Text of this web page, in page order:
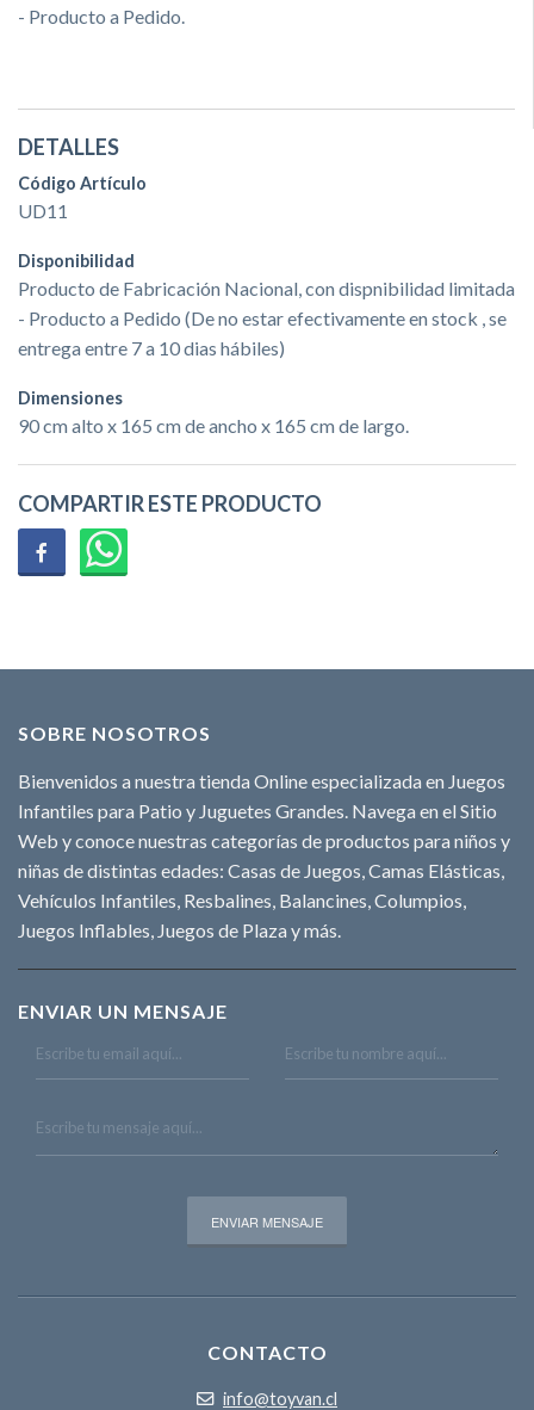
- Producto a Pedido.
DETALLES
Código Artículo
UD11
Disponibilidad
Producto de Fabricación Nacional, con dispnibilidad limitada
- Producto a Pedido (De no estar efectivamente en stock , se
entrega entre 7 a 10 dias hábiles)
Dimensiones
90 cm alto x 165 cm de ancho x 165 cm de largo.
COMPARTIR ESTE PRODUCTO
SOBRE NOSOTROS
Bienvenidos a nuestra tienda Online especializada en Juegos
Infantiles para Patio y Juguetes Grandes. Navega en el Sitio
Web y conoce nuestras categorías de productos para niños y
niñas de distintas edades: Casas de Juegos, Camas Elásticas,
Vehículos Infantiles, Resbalines, Balancines, Columpios,
Juegos Inflables, Juegos de Plaza y más.
ENVIAR UN MENSAJE
CONTACTO
info@toyvan.cl